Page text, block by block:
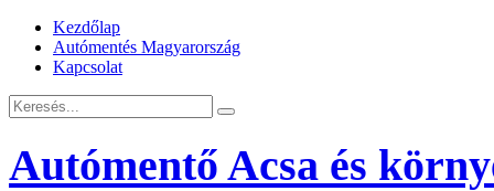
Kezdőlap
Autómentés Magyarország
Kapcsolat
Autómentő Acsa és